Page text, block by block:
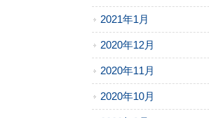
2021年1月
2020年12月
2020年11月
2020年10月